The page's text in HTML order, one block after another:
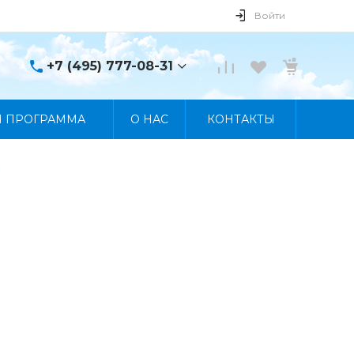
Войти
+7 (495) 777-08-31
+7 (495) 777-08-31
ПРОГРАММА О НАС КОНТАКТЫ